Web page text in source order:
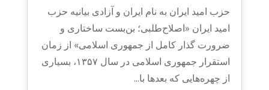
حزب امید ایران به نام ایران و آزادی بیانیه حزب
امید ایران ​«اصلاح‌طلبی؛ بن‌بست ساختاری و
ضرورت گذار کامل از جمهوری اسلامی» ​از زمان
استقرار جمهوری اسلامی در سال ۱۳۵۷، بسیاری
از چهره‌هایی که بعدها با...